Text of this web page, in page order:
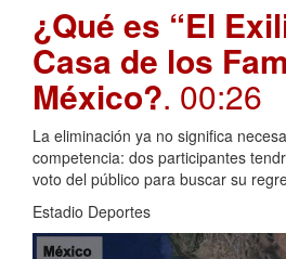
¿Qué es “El
Casa de los
México?. 00:26
La eliminación ya no significa
competencia: dos participantes
voto del público para buscar su
Estadio Deportes